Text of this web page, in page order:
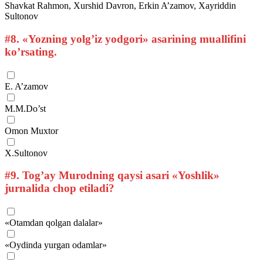
Shavkat Rahmon, Xurshid Davron, Erkin A’zamov, Xayriddin
Sultonov
#8. «Yozning yolg’iz yodgori» asarining muallifini
ko’rsating.
E. A’zamov
M.M.Do’st
Omon Muxtor
X.Sultonov
#9. Tog’ay Murodning qaysi asari «Yoshlik»
jurnalida chop etiladi?
«Otamdan qolgan dalalar»
«Oydinda yurgan odamlar»